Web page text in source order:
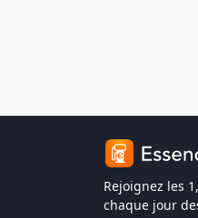
Rejoignez les
chaque jour